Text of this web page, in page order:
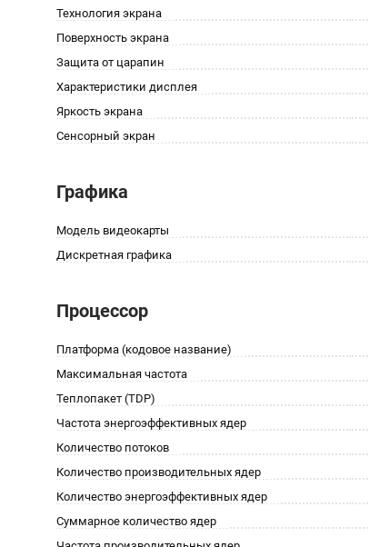
Технология экрана
Поверхность экрана
Защита от царапин
Характеристики дисплея
Яркость экрана
Сенсорный экран
Графика
Модель видеокарты
Дискретная графика
Процессор
Платформа (кодовое название)
Максимальная частота
Теплопакет (TDP)
Частота энергоэффективных ядер
Количество потоков
Количество производительных ядер
Количество энергоэффективных ядер
Суммарное количество ядер